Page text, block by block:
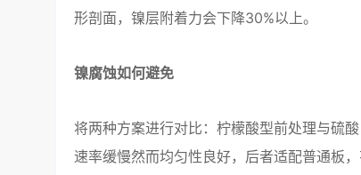
形剖面，镍层附着力会下降30%以上。
镍腐蚀如何避免
将两种方案进行对比：柠檬酸型前处理与硫
速率缓慢然而均匀性良好，后者适配普通板